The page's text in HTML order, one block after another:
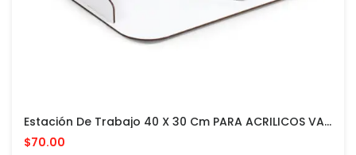
Estación De Trabajo 40 X 30 Cm PARA ACRILICOS VALLEJO Y ACCESORIOS
$70.00